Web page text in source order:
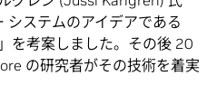
ステムのアイデアである
を考案しました。その後 20
の研究者がその技術を着実